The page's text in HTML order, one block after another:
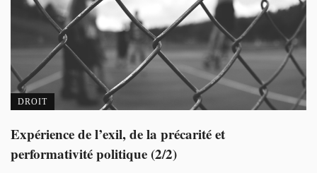
DROIT
Expérience de l’exil, de la précarité et
performativité politique (2/2)